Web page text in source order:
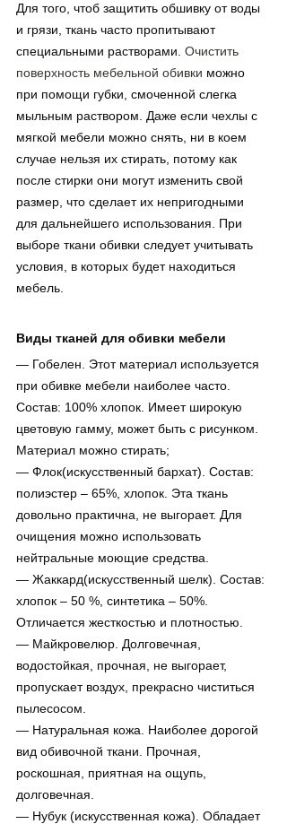
Для того, чтоб защитить обшивку от воды
и грязи, ткань часто пропитывают
специальными растворами. Очистить
поверхность мебельной обивки можно
при помощи губки, смоченной слегка
мыльным раствором. Даже если чехлы с
мягкой мебели можно снять, ни в коем
случае нельзя их стирать, потому как
после стирки они могут изменить свой
размер, что сделает их непригодными
для дальнейшего использования. При
выборе ткани обивки следует учитывать
условия, в которых будет находиться
мебель.
Виды тканей для обивки мебели
— Гобелен. Этот материал используется
при обивке мебели наиболее часто.
Состав: 100% хлопок. Имеет широкую
цветовую гамму, может быть с рисунком.
Материал можно стирать;
— Флок(искусственный бархат). Состав:
полиэстер – 65%, хлопок. Эта ткань
довольно практична, не выгорает. Для
очищения можно использовать
нейтральные моющие средства.
— Жаккард(искусственный шелк). Состав:
хлопок – 50 %, синтетика – 50%.
Отличается жесткостью и плотностью.
— Майкровелюр. Долговечная,
водостойкая, прочная, не выгорает,
пропускает воздух, прекрасно чиститься
пылесосом.
— Натуральная кожа. Наиболее дорогой
вид обивочной ткани. Прочная,
роскошная, приятная на ощупь,
долговечная.
— Нубук (искусственная кожа). Обладает